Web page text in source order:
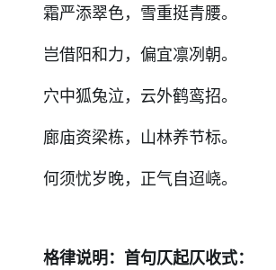
霜严添翠色，雪重挺青腰。
岂借阳和力，偏宜凛冽朝。
穴中狐兔泣，云外鹤鸾招。
廊庙资梁栋，山林养节标。
何须忧岁晚，正气自迢峣。
格律说明：首句仄起仄收式：